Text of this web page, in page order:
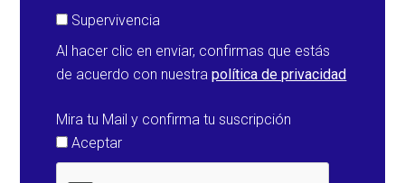
Supervivencia
Al hacer clic en enviar, confirmas que estás
de acuerdo con nuestrapolítica de privacidad
Mira tu Mail y confirma tu suscripción
Aceptar